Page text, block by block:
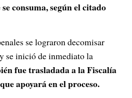
consuma, según el citado
se lograron decomisar
se inició de inmediato la
fue trasladada a la Fiscalía
apoyará en el proceso.